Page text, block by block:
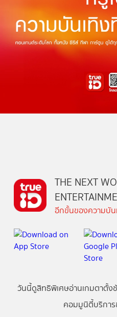
THE NEXT
อีกขั้นของความบัน
วันนี้ดูสิทธิพิเศษอ่านเกมตาตั้ง
คอมมูนิตี้บริกา